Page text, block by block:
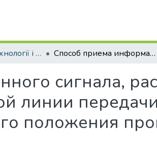
Комп’ютерні технології і мехатроніка Способ приема информационного сигнала, распространяющегося в неоднородной волноводной линии передачи системы измерения пространственного положения прокалывающей головки
сигнала,
линии
положения